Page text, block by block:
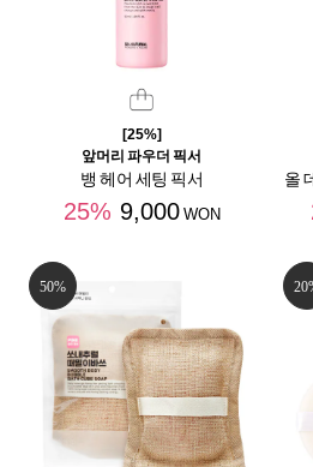
[25%]
앞머리 파우더 픽서
뱅 헤어 세팅 픽서
25% 9,000 WON
올
50%